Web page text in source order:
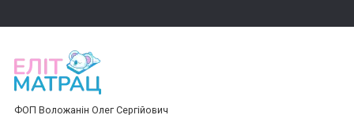
ФОП Воложанін Олег Сергійович